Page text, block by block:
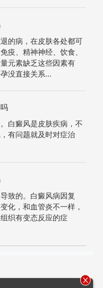
的病，在皮肤各处都可
疫、精神神经、饮食、
元素缺乏这些因素有
没直接关系...
白癜风是皮肤疾病，不
有问题就及时对症治
致的。白癜风病因复
化，和血管炎不一样，
织有变态反应的症